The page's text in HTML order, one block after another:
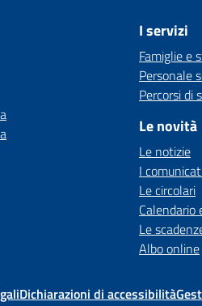
I servizi
Famiglie e
Personale
Percorsi di
Le novità
Le notizie
I
Le circolari
Calendario
Le
Albo online
Dichiarazioni di accessibilità